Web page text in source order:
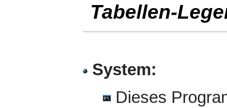
Tabellen-
System:
Dieses